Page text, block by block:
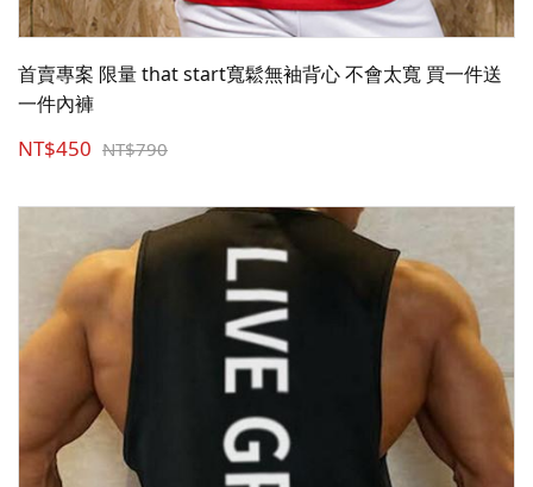
首賣專案 限量 that start寬鬆無袖背心 不會太寬 買一件送
一件內褲
NT$450 NT$790